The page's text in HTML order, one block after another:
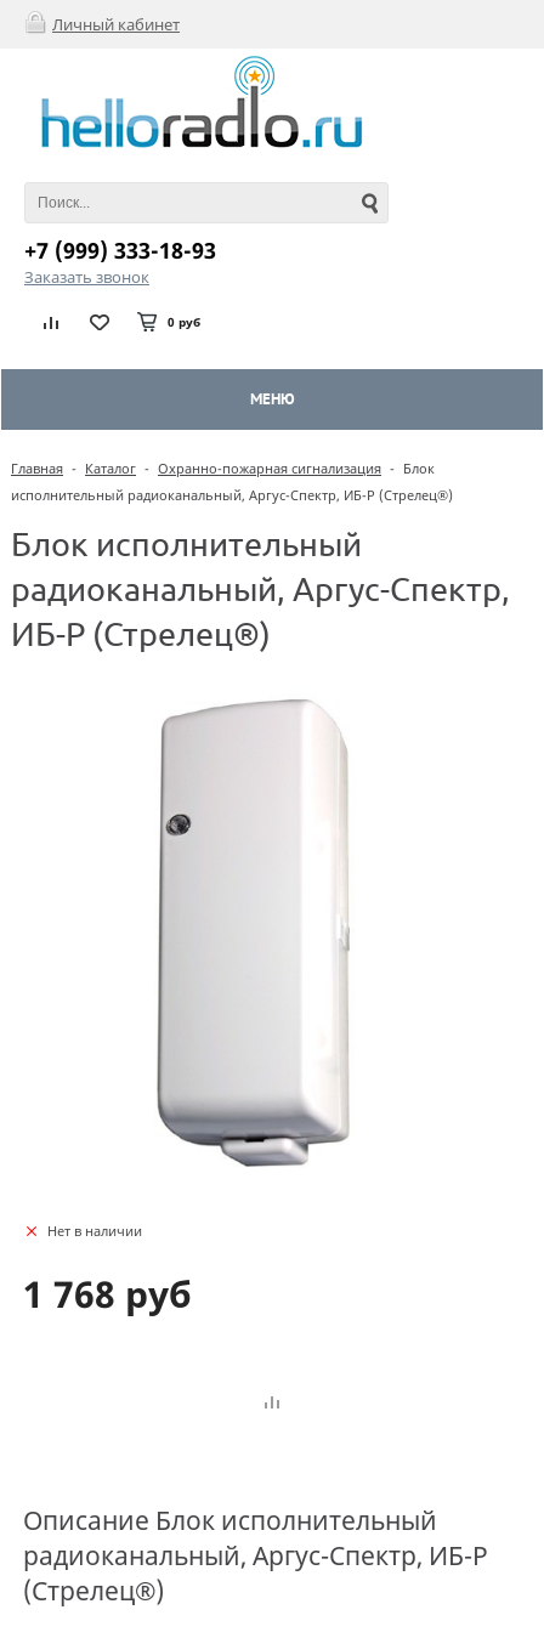
Личный кабинет
+7 (999) 333-18-93
Заказать звонок
0 руб
МЕНЮ
Главная - Каталог - Охранно-пожарная сигнализация - Блок
исполнительный радиоканальный, Аргус-Спектр, ИБ-Р (Стрелец®)
Блок исполнительный
радиоканальный, Аргус-Спектр,
ИБ-Р (Стрелец®)
Нет в наличии
1 768 руб
Описание Блок исполнительный
радиоканальный, Аргус-Спектр, ИБ-Р
(Стрелец®)